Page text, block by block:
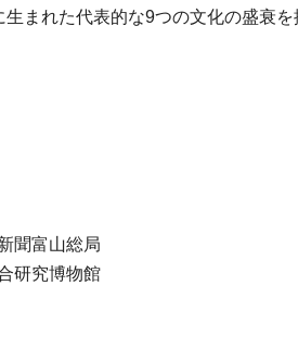
まれた代表的な9つの文化の盛衰
聞富山総局
研究博物館